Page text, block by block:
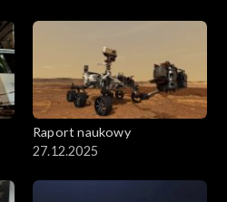
Raport naukowy
27.12.2025